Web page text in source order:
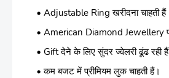
Adjustable Ring खरीदना चाहती
American Diamond Jewellery
Gift देने के लिए सुंदर ज्वेलरी ढूंढ रही
कम बजट में प्रीमियम लुक चाहती हैं।